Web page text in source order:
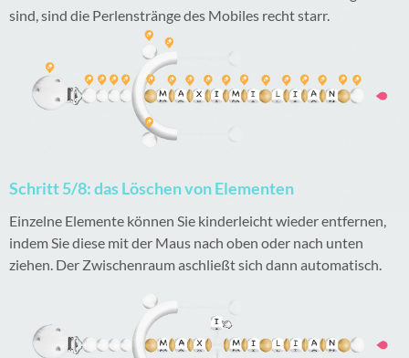
sind, sind die Perlenstränge des Mobiles recht starr.
Schritt 5/8: das Löschen von Elementen
Einzelne Elemente können Sie kinderleicht wieder entfernen,
indem Sie diese mit der Maus nach oben oder nach unten
ziehen. Der Zwischenraum aschließt sich dann automatisch.